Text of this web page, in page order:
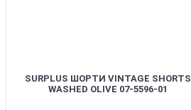
SURPLUS ШОРТИ VINTAGE SHORTS
WASHED OLIVE 07-5596-01